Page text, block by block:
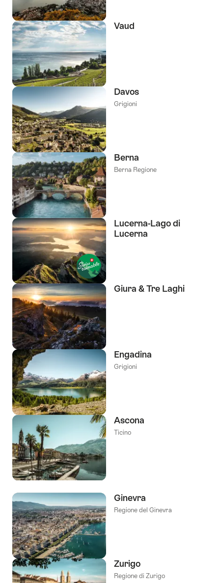
Vaud
Davos
Grigioni
Berna
Berna Regione
Lucerna-Lago di
Lucerna
Giura & Tre Laghi
Engadina
Grigioni
Ascona
Ticino
Ginevra
Regione del Ginevra
Zurigo
Regione di Zurigo